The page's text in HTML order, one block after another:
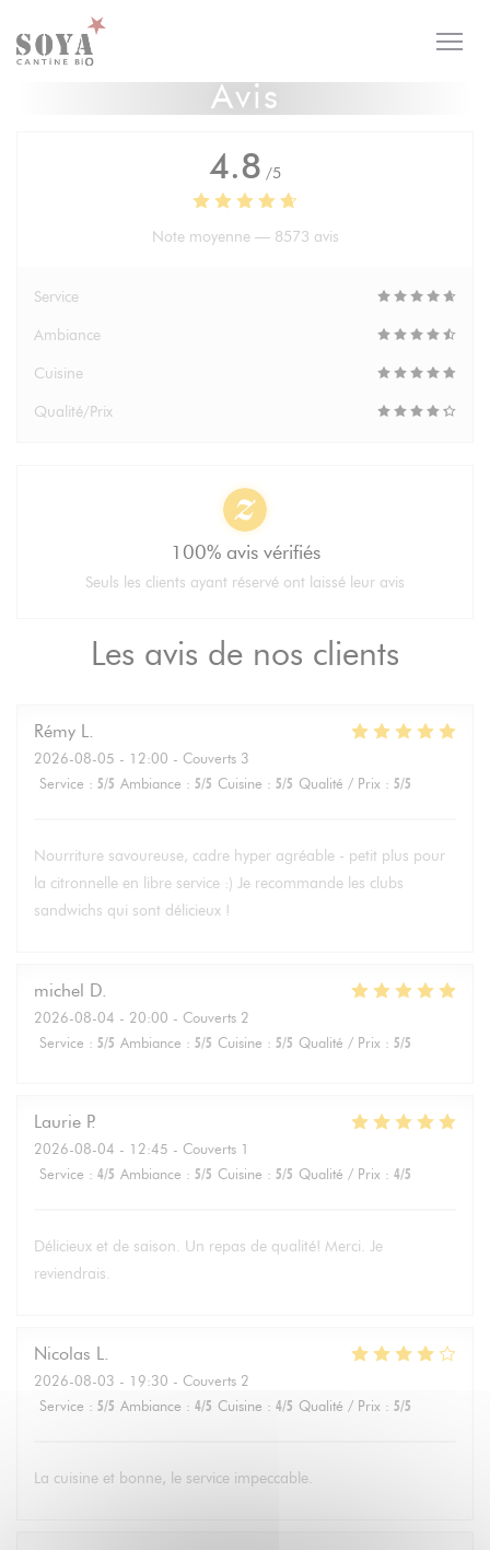
Personnalisation de vos choix en matière de cookies
Avis
Les avis de nos clients
Rémy L
2026-08-05 - 12:00 - Couverts 3
Service : 5/5 Ambiance : 5/5 Cuisine : 5/5 Qualité / Prix : 5/5
Nourriture savoureuse, cadre hyper agréable - petit plus pour
la citronnelle en libre service :) Je recommande les clubs
sandwichs qui sont délicieux !
michel D
2026-08-04 - 20:00 - Couverts 2
Service : 5/5 Ambiance : 5/5 Cuisine : 5/5 Qualité / Prix : 5/5
Laurie P
2026-08-04 - 12:45 - Couverts 1
Service : 4/5 Ambiance : 5/5 Cuisine : 5/5 Qualité / Prix : 4/5
Délicieux et de saison. Un repas de qualité! Merci. Je
reviendrais.
Nicolas L
2026-08-03 - 19:30 - Couverts 2
Service : 5/5 Ambiance : 4/5 Cuisine : 4/5 Qualité / Prix : 5/5
La cuisine et bonne, le service impeccable.
4.8 /5
Note moyenne — 8573 avis
Service
Ambiance
Cuisine
Qualité/Prix
100% avis vérifiés
Seuls les clients ayant réservé ont laissé leur avis